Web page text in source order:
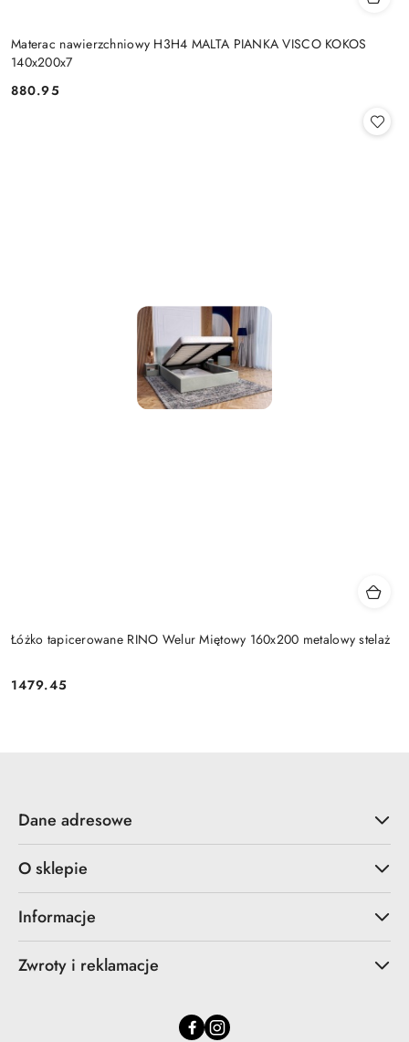
Materac nawierzchniowy H3H4 MALTA PIANKA VISCO KOKOS
140x200x7
Cena:
880.95
Łóżko tapicerowane RINO Welur Miętowy 160x200 metalowy stelaż
Cena:
1479.45
Dane adresowe
O sklepie
Informacje
Zwroty i reklamacje